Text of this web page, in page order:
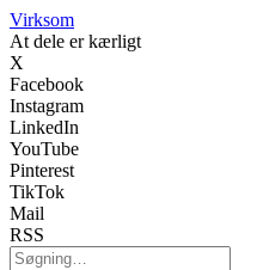
Virksom
At dele er kærligt
X
Facebook
Instagram
LinkedIn
YouTube
Pinterest
TikTok
Mail
RSS